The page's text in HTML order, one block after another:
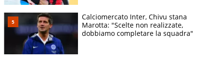
Calciomercato Inter, Chivu stana
Marotta: "Scelte non realizzate,
dobbiamo completare la squadra"